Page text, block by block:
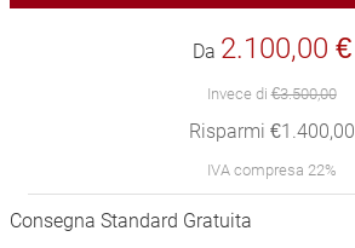
Da 2.100,00 €
Invece di€3.500,00
Risparmi €1.400,00
IVA compresa 22%
Consegna Standard Gratuita